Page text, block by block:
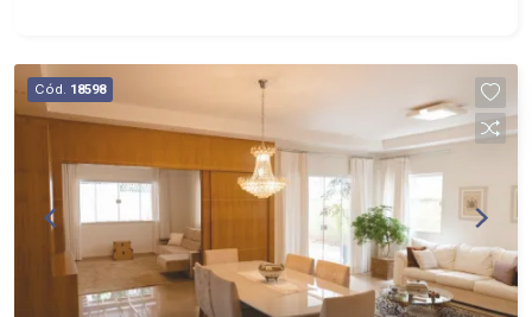
Portaria 24hrs, Piscina (Adulto / Infantil), Sauna,
Quadra Poliesportiva, Quadra de Tênis, Quadra de
Squash, Campo de Futebol, Playground, Área de
Churrasco, Salão de Festas, Academia, Praça,
Vaga de Visitantes; - Localizado próximo ao
Ribeirão Shopping, Cenourão Super Varejão,
Shopping Iguatemi.
Cód. 18598